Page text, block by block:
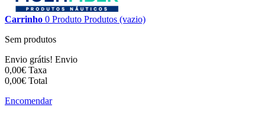
Carrinho 0 Produto Produtos (vazio)
Sem produtos
Envio grátis! Envio
0,00€ Taxa
0,00€ Total
Encomendar